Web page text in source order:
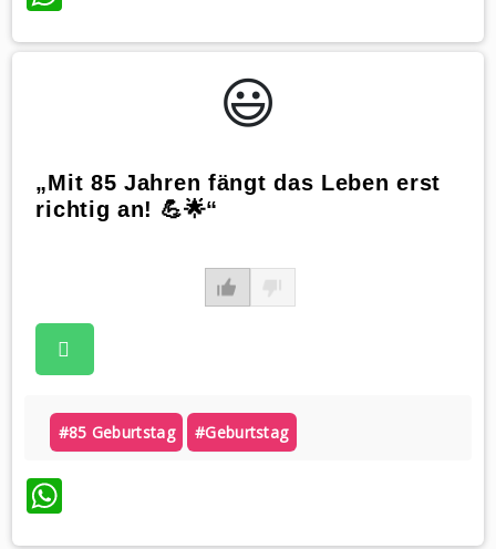
😃️
„Mit 85 Jahren fängt das Leben erst
richtig an! 💪🌟“
#85 Geburtstag #geburtstag
WhatsApp